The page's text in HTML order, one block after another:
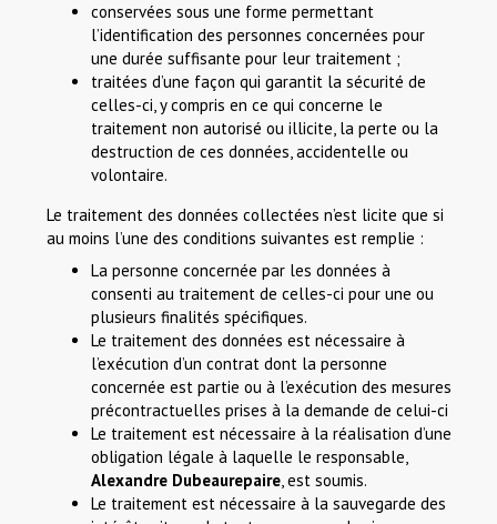
conservées sous une forme permettant
l’identification des personnes concernées pour
une durée suffisante pour leur traitement ;
traitées d’une façon qui garantit la sécurité de
celles-ci, y compris en ce qui concerne le
traitement non autorisé ou illicite, la perte ou la
destruction de ces données, accidentelle ou
volontaire.
Le traitement des données collectées n’est licite que si
au moins l’une des conditions suivantes est remplie :
La personne concernée par les données à
consenti au traitement de celles-ci pour une ou
plusieurs finalités spécifiques.
Le traitement des données est nécessaire à
l’exécution d’un contrat dont la personne
concernée est partie ou à l’exécution des mesures
précontractuelles prises à la demande de celui-ci
Le traitement est nécessaire à la réalisation d’une
obligation légale à laquelle le responsable,
Alexandre Dubeaurepaire, est soumis.
Le traitement est nécessaire à la sauvegarde des